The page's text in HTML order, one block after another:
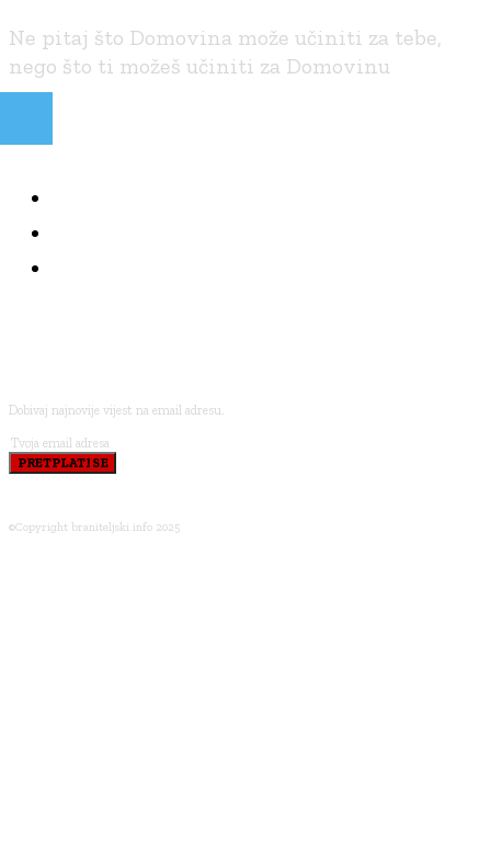
Ne pitaj što Domovina može učiniti za tebe,
nego što ti možeš učiniti za Domovinu
Dobivaj najnovije vijest na email adresu.
PRETPLATI SE
©Copyright braniteljski.info 2025